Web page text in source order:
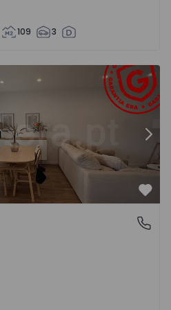
109 3
Vimeiro - 1575406 - 1